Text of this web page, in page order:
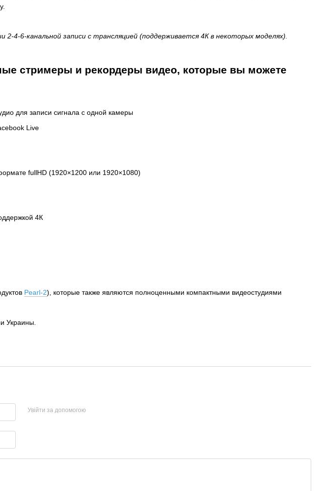
2-4-6-канальной записи с трансляцией (поддерживается 4К в некоторых моделях).
стримеры и рекордеры видео, которые вы можете
для записи сигнала с одной камеры
Live
fullHD (1920×1200 или 1920×1080)
4К
Pearl-2), которые также являются полноценными компактными видеостудиями
Украины.
Увійти за допомогою